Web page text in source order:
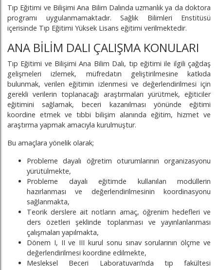
Tıp Eğitimi ve Bilişimi Ana Bilim Dalında uzmanlık ya da doktora
programı uygulanmamaktadır. Sağlık Bilimleri Enstitüsü
içerisinde Tıp Eğitimi Yüksek Lisans eğitimi verilmektedir.
ANA BİLİM DALI ÇALIŞMA KONULARI
Tıp Eğitimi ve Bilişimi Ana Bilim Dalı, tıp eğitimi ile ilgili çağdaş
gelişmeleri izlemek, müfredatın geliştirilmesine katkıda
bulunmak, verilen eğitimin izlenmesi ve değerlendirilmesi için
gerekli verilerin toplanacağı araştırmaları yürütmek, eğiticiler
eğitimini sağlamak, beceri kazanılması yönünde eğitimi
koordine etmek ve tıbbi bilişim alanında eğitim, hizmet ve
araştırma yapmak amacıyla kurulmuştur.
Bu amaçlara yönelik olarak;
Probleme dayalı öğretim oturumlarının organizasyonu
yürütülmekte,
Probleme dayalı eğitimde kullanılan modüllerin
hazırlanması ve değerlendirilmesinin koordinasyonu
sağlanmakta,
Teorik derslere ait notların amaç, öğrenim hedefleri ve
ders özetleri şeklinde toplanması ve yayınlanlanması
çalışmaları yapılmakta,
Dönem I, II ve III kurul sonu sınav sorularının ölçme ve
değerlendirilmesi koordine edilmekte,
Mesleksel Beceri Laboratuvarı’nda tıp fakültesi